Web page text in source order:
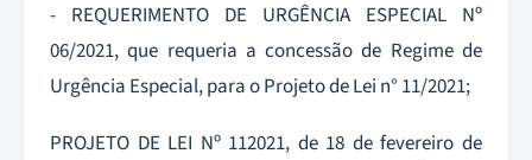
- REQUERIMENTO DE URGÊNCIA ESPECIAL Nº
06/2021, que requeria a concessão de Regime de
Urgência Especial, para o Projeto de Lei n° 11/2021;
PROJETO DE LEI Nº 112021, de 18 de fevereiro de